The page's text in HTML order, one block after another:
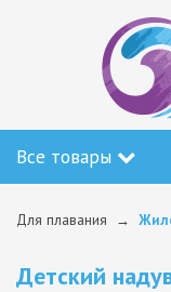
Все товары
Для плавания
Детский